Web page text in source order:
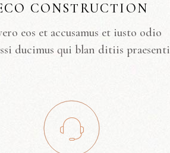
CONSTRUCTION
eos et accusamus et iusto odio
ducimus qui blan ditiis praesenti